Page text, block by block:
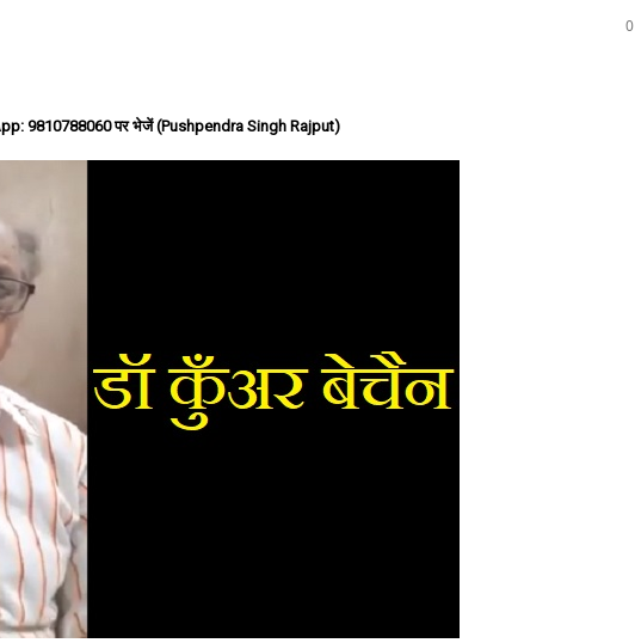
0
9810788060 पर भेजें (Pushpendra Singh Rajput)